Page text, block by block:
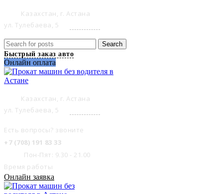
Казахстан, г. Астана
ул. Тулебаева, 5
Search
Быстрый заказ авто
Онлайн оплата
Казахстан, г. Астана
ул. Тулебаева, 5
Есть вопросы? звоните
+7 (708) 191 83 33
Пон-Пят: 9.30 - 21.00
Время работы
Онлайн заявка